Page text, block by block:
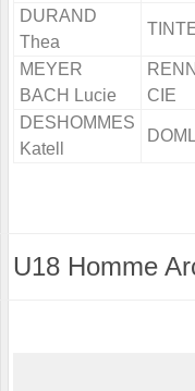
DURAND
Thea
MEYER
BACH Lucie
CIE
DESHOMMES
Katell
U18 Homme